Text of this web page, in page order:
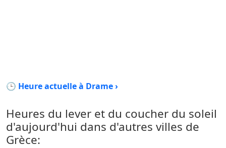
🕒 Heure actuelle à Drame ›
Heures du lever et du coucher du soleil
d'aujourd'hui dans d'autres villes de
Grèce: